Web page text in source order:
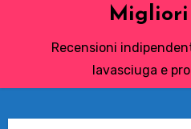
Recensioni
lavasciuga e